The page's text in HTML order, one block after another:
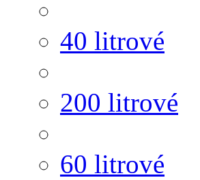
40 litrové
200 litrové
60 litrové